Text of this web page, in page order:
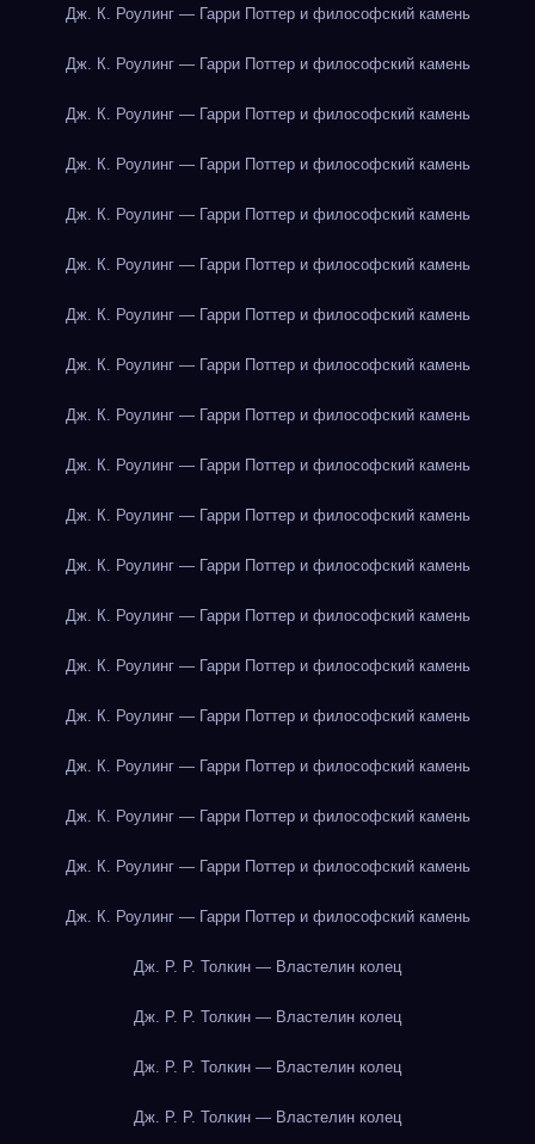
Дж. К. Роулинг — Гарри Поттер и философский камень
Дж. К. Роулинг — Гарри Поттер и философский камень
Дж. К. Роулинг — Гарри Поттер и философский камень
Дж. К. Роулинг — Гарри Поттер и философский камень
Дж. К. Роулинг — Гарри Поттер и философский камень
Дж. К. Роулинг — Гарри Поттер и философский камень
Дж. К. Роулинг — Гарри Поттер и философский камень
Дж. К. Роулинг — Гарри Поттер и философский камень
Дж. К. Роулинг — Гарри Поттер и философский камень
Дж. К. Роулинг — Гарри Поттер и философский камень
Дж. К. Роулинг — Гарри Поттер и философский камень
Дж. К. Роулинг — Гарри Поттер и философский камень
Дж. К. Роулинг — Гарри Поттер и философский камень
Дж. К. Роулинг — Гарри Поттер и философский камень
Дж. К. Роулинг — Гарри Поттер и философский камень
Дж. К. Роулинг — Гарри Поттер и философский камень
Дж. К. Роулинг — Гарри Поттер и философский камень
Дж. К. Роулинг — Гарри Поттер и философский камень
Дж. К. Роулинг — Гарри Поттер и философский камень
Дж. Р. Р. Толкин — Властелин колец
Дж. Р. Р. Толкин — Властелин колец
Дж. Р. Р. Толкин — Властелин колец
Дж. Р. Р. Толкин — Властелин колец